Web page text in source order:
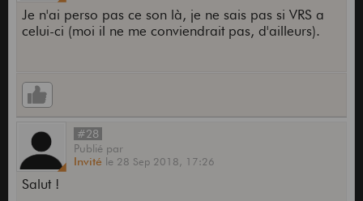
Je n'ai perso pas ce son là, je ne sais pas si VRS a
celui-ci (moi il ne me conviendrait pas, d'ailleurs).
#28
Publié par
Invité le 28 Sep 2018, 17:26
Salut !